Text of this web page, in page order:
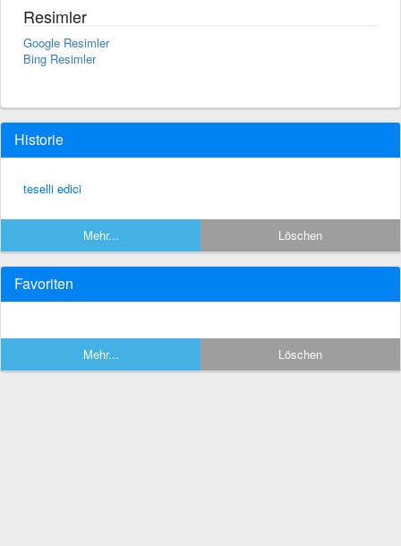
Resimler
Google Resimler
Bing Resimler
Historie
teselli edici
Mehr... Löschen
Favoriten
Mehr... Löschen